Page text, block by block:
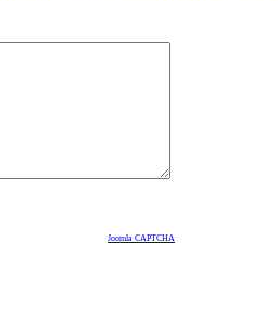
Joomla CAPTCHA